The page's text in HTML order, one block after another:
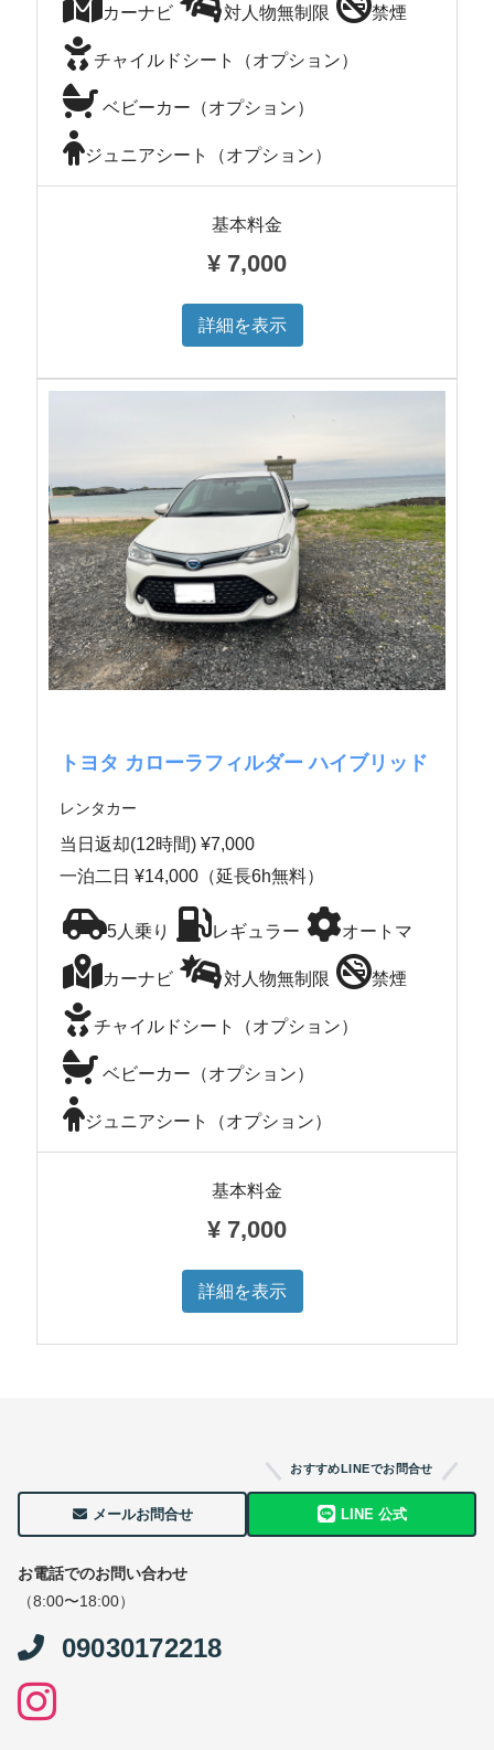
カーナビ 対人物無制限 禁煙
チャイルドシート（オプション）
ベビーカー（オプション）
ジュニアシート（オプション）
基本料金
¥ 7,000
詳細を表示
トヨタ カローラフィルダー ハイブリッド
レンタカー
当日返却(12時間) ¥7,000
一泊二日 ¥14,000（延長6h無料）
5人乗り レギュラー オートマ
カーナビ 対人物無制限 禁煙
チャイルドシート（オプション）
ベビーカー（オプション）
ジュニアシート（オプション）
基本料金
¥ 7,000
詳細を表示
メールお問合せ
おすすめLINEでお問合せ
LINE 公式
お電話でのお問い合わせ
（8:00〜18:00）
09030172218